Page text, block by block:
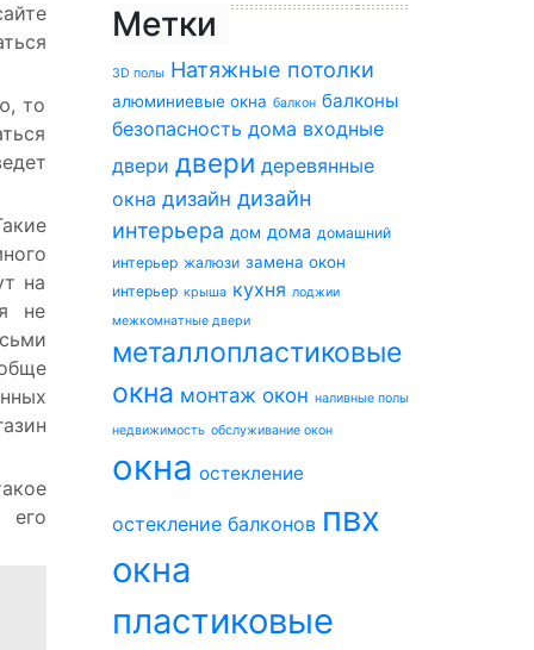
то
на
не
его
Метки
3D полы Натяжные потолки
алюминиевые окна балкон балконы
безопасность дома входные
двери двери деревянные
окна дизайн дизайн
интерьера дом дома домашний
интерьер жалюзи замена окон
интерьер крыша кухня лоджии
межкомнатные двери
металлопластиковые
окна монтаж окон наливные полы
недвижимость обслуживание окон
окна остекление
остекление балконов пвх
окна
пластиковые